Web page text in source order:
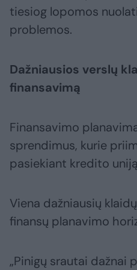
tiesiog lopomos
problemos.
Dažniausios verslų
finansavimą
Finansavimo
sprendimus, kurie
pasiekiant kredito
Viena dažniausių
finansų planavimo
„Pinigų srautai dažnai